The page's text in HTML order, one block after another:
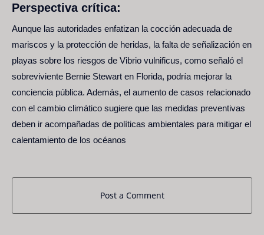
Perspectiva crítica:
Aunque las autoridades enfatizan la cocción adecuada de
mariscos y la protección de heridas, la falta de señalización en
playas sobre los riesgos de Vibrio vulnificus, como señaló el
sobreviviente Bernie Stewart en Florida, podría mejorar la
conciencia pública. Además, el aumento de casos relacionado
con el cambio climático sugiere que las medidas preventivas
deben ir acompañadas de políticas ambientales para mitigar el
calentamiento de los océanos
Post a Comment